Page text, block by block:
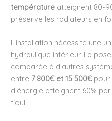
température atteignent 80-
préserve les radiateurs en
L’installation nécessite une
hydraulique intérieur. La
comparée à d’autres
entre 7 800€ et 15 500€pour
d’énergie atteignent 60%
fioul.